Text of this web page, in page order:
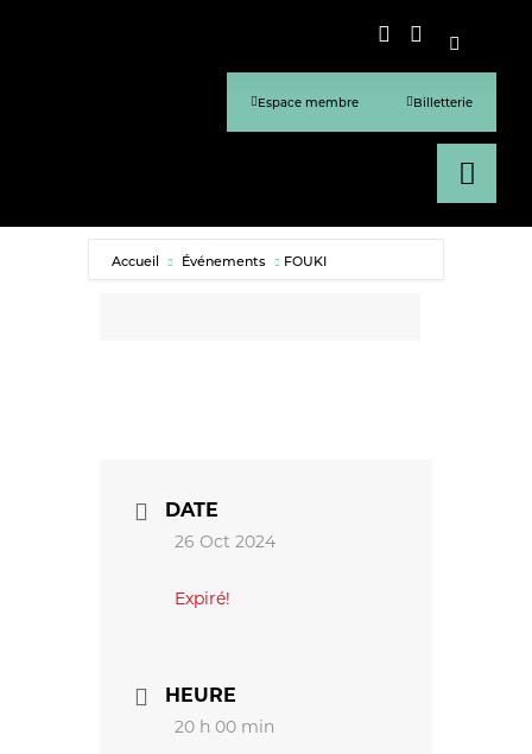
Espace membre Billetterie
Accueil Événements FOUKI
DATE
26 Oct 2024
Expiré!
HEURE
20 h 00 min